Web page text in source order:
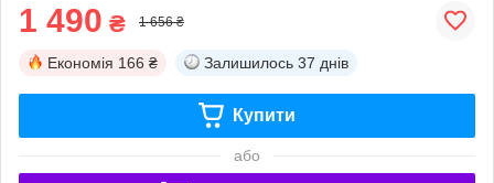
1 490 ₴ 1 656 ₴
Економія 166 ₴ Залишилось 37 днів
Купити
або